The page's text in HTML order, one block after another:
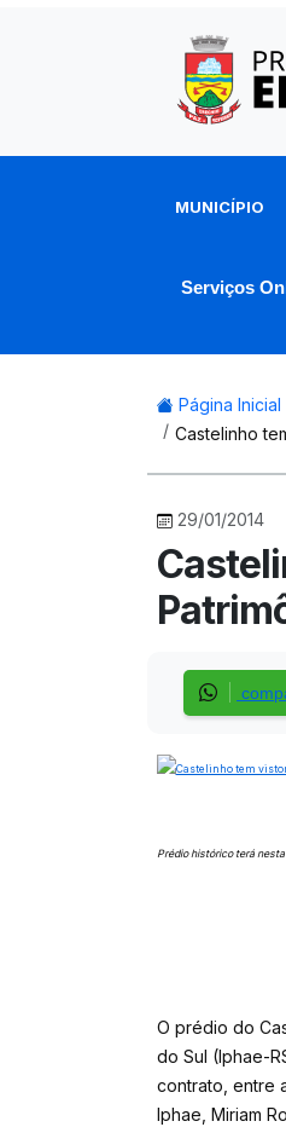
MUNICÍPIO
Serviços
Página Inicial
Castelinho
29/01/2014
Prédio histórico terá
O prédio do
do Sul (Iphae-
contrato, entre
Iphae, Miriam